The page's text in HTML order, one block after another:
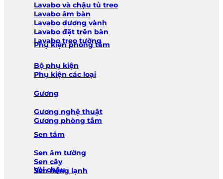
Lavabo và chậu tủ treo
Lavabo âm bàn
Lavabo dương vành
Lavabo đặt trên bàn
Lavabo treo tường
Phụ kiện phòng tắm
Bộ phụ kiện
Phụ kiện các loại
Gương
Gương nghệ thuật
Gương phòng tắm
Sen tắm
Sen âm tường
Sen cây
Sen nóng lạnh
Vòi chậu